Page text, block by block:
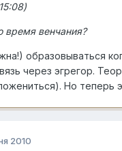
время венчания?
образовываться
через эгрегор.
Но теперь
2010